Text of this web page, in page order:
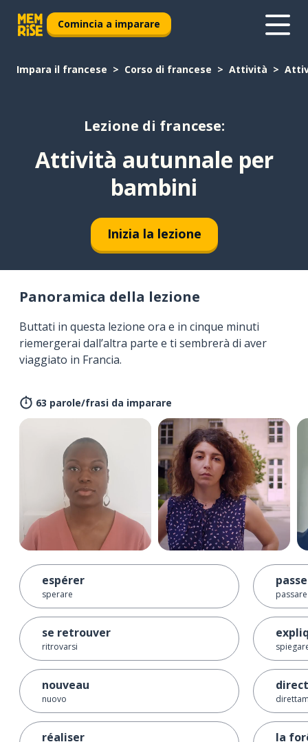
Comincia a imparare
Impara il francese Corso di francese Attività
Lezione di francese:
Attività autunnale per
bambini
Inizia la lezione
Panoramica della lezione
Buttati in questa lezione ora e in cinque minuti
riemergerai dall’altra parte e ti sembrerà di aver
viaggiato in Francia.
63 parole/frasi da imparare
espérer
sperare
se retrouver
ritrovarsi
nouveau
nuovo
réaliser
passare
la